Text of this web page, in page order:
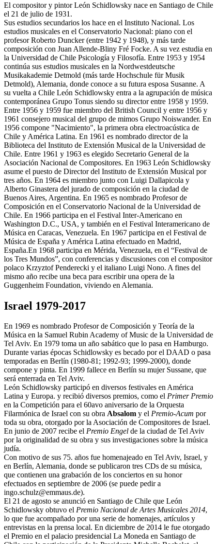
El compositor y pintor León Schidlowsky nace en Santiago de Chile
el 21 de julio de 1931.
Sus estudios secundarios los hace en el Instituto Nacional. Los
estudios musicales en el Conservatorio Nacional: piano con el
profesor Roberto Duncker (entre 1942 y 1948), y más tarde
composición con Juan Allende-Bliny Fré Focke. A su vez estudia en
la Universidad de Chile Psicología y Filosofía. Entre 1953 y 1954
continúa sus estudios musicales en la Nordwestdeutsche
Musikakademie Detmold (más tarde Hochschule für Musik
Detmold), Alemania, donde conoce a su futura esposa Susanne. A
su vuelta a Chile León Schidlowsky entra a la agrupación de música
contemporánea Grupo Tonus siendo su director entre 1958 y 1959.
Entre 1956 y 1959 fue miembro del British Council y entre 1956 y
1961 consejero musical del grupo de mimos Grupo Noiswander. En
1956 compone "Nacimiento", la primera obra electroacústica de
Chile y América Latina. En 1961 es nombrado director de la
Biblioteca del Instituto de Extensión Musical de la Universidad de
Chile. Entre 1961 y 1963 es elegido Secretario General de la
Asociación Nacional de Compositores. En 1963 León Schidlowsky
asume el puesto de Director del Instituto de Extensión Musical por
tres años. En 1964 es miembro junto con Luigi Dallapicola y
Alberto Ginastera del jurado de composición en la ciudad de
Buenos Aires, Argentina. En 1965 es nombrado Profesor de
Composición en el Conservatorio Nacional de la Universidad de
Chile. En 1966 participa en el Festival Inter-Americano en
Washington D.C., USA, y también en el Festival Interamericano de
Música en Caracas, Venezuela. En 1967 participa en el Festival de
Música de España y América Latina efectuado en Madrid,
España.En 1968 participa en Mérida, Venezuela, en el “Festival de
los Tres Mundos”, con conferencias y discusiones con el compositor
polaco Krzyztof Penderecki y el italiano Luigi Nono. A fines del
mismo año recibe una beca para escribir una opera de la
Guggenheim Foundation, viviendo en Alemania.
Israel 1979-2017
En 1969 es nombrado Profesor de Composición y Teoría de la
Música en la Samuel Rubin Academy of Music de la Universidad de
Tel Aviv. En 1979 toma un año sabático que lo pasa en Hamburgo.
Durante varias épocas Schidlowsky es becado por el DAAD o pasa
temporadas en Berlín (1980-81; 1992-93; 1999-2000), donde
compone y pinta. En 1999 fallece en Berlín su mujer Sussane, que
será enterrada en Tel Aviv.
León Schidlowsky participó en diversos festivales en América
Latina y Europa. y recibió diversos premios, como el Primer Premio
en la Competición para el 60avo aniversario de la Orquesta
Filarmónica de Israel con su obra Absalom y el Premio-Acum por
toda su obra, otorgado por la Asociación de Compositores de Israel.
En junio de 2007 recibe el Premio Engel de la ciudad de Tel Aviv
por la originalidad de su obra y sus investigaciones sobre la música
judía.
Con motivo de sus 75. años fue homenajeado en Tel Aviv, Israel, y
en Berlín, Alemania, donde se publicaron tres CDs de su música,
que contienen una grabación de los conciertos en su honor
efectuados en septiembre de 2006 (se puede pedir a
ingo.schulz@emmaus.de).
El 21 de agosto se anunció en Santiago de Chile que León
Schidlowsky obtuvo el Premio Nacional de Artes Musicales 2014,
lo que fue acompañado por una serie de homenajes, artículos y
entrevistas en la prensa local. En diciembre de 2014 le fue otorgado
el Premio en el palacio presidencial La Moneda en Santiago de